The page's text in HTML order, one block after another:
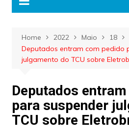
Home 2022 Maio
18
Deputados entram com pedido
julgamento do TCU sobre
Deputados
para suspender
TCU sobre